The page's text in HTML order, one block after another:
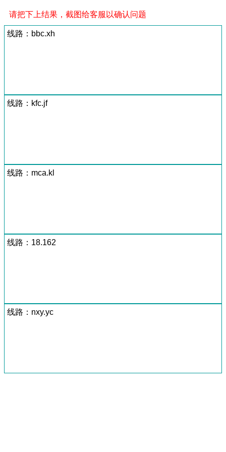
请把下上结果，截图给客服以确认问题
线路：bbc.xh
线路：kfc.jf
线路：mca.kl
线路：18.162
线路：nxy.yc